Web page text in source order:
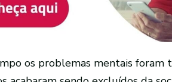
os problemas mentais foram